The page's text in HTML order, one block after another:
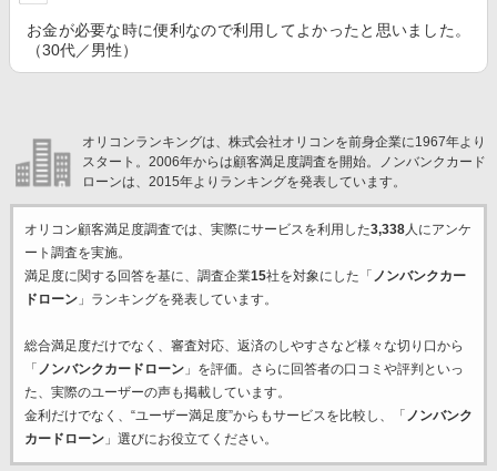
お金が必要な時に便利なので利用してよかったと思いました。
（30代／男性）
オリコンランキングは、株式会社オリコンを前身企業に1967年より
スタート。2006年からは顧客満足度調査を開始。ノンバンクカード
ローンは、2015年よりランキングを発表しています。
オリコン顧客満足度調査では、実際にサービスを利用した3,338人にアンケ
ート調査を実施。
満足度に関する回答を基に、調査企業15社を対象にした「 ノンバンクカー
ドローン」ランキングを発表しています。
総合満足度だけでなく、審査対応、返済のしやすさなど様々な切り口から
「 ノンバンクカードローン」を評価。さらに回答者の口コミや評判といっ
た、実際のユーザーの声も掲載しています。
金利だけでなく、“ユーザー満足度”からもサービスを比較し、「 ノンバンク
カードローン」選びにお役立てください。